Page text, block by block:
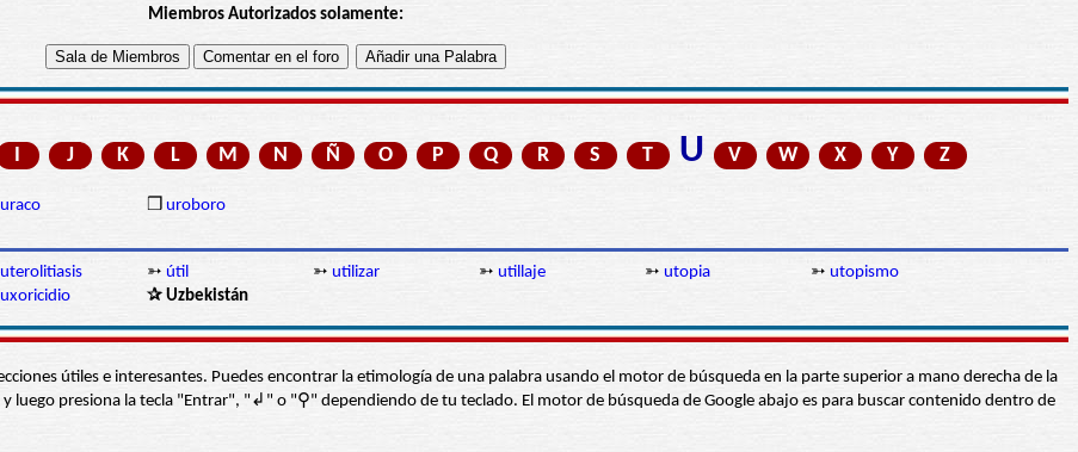
Miembros Autorizados solamente:
I J K L M N Ñ O P Q R S T U V W X Y Z
uraco ❒ uroboro
uterolitiasis ➳ útil ➳ utilizar ➳ utillaje ➳ utopia ➳ utopismo
uxoricidio ✰ Uzbekistán
útiles e interesantes. Puedes encontrar la etimología de una palabra usando el motor de búsqueda en la parte superior a mano derecha de la
y luego presiona la tecla "Entrar", "↲" o "⚲" dependiendo de tu teclado. El motor de búsqueda de Google abajo es para buscar contenido dentro de